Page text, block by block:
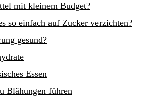
mit kleinem Budget?
so einfach auf Zucker verzichten?
gesund?
Essen
Blähungen führen